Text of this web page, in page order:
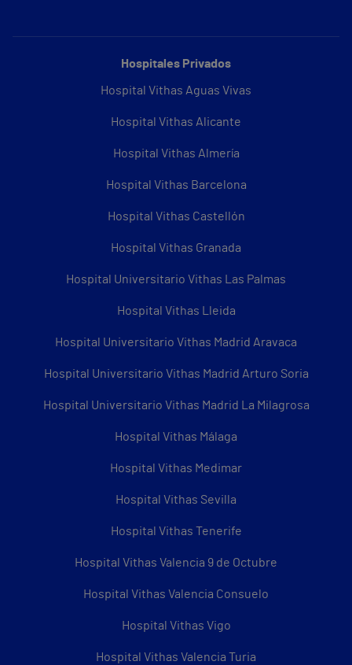
Hospitales Privados
Hospital Vithas Aguas Vivas
Hospital Vithas Alicante
Hospital Vithas Almería
Hospital Vithas Barcelona
Hospital Vithas Castellón
Hospital Vithas Granada
Hospital Universitario Vithas Las Palmas
Hospital Vithas Lleida
Hospital Universitario Vithas Madrid Aravaca
Hospital Universitario Vithas Madrid Arturo Soria
Hospital Universitario Vithas Madrid La Milagrosa
Hospital Vithas Málaga
Hospital Vithas Medimar
Hospital Vithas Sevilla
Hospital Vithas Tenerife
Hospital Vithas Valencia 9 de Octubre
Hospital Vithas Valencia Consuelo
Hospital Vithas Vigo
Hospital Vithas Valencia Turia